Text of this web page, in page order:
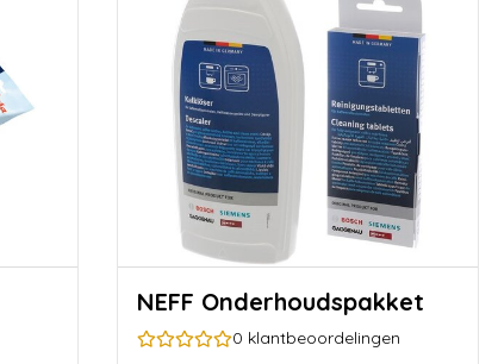
NEFF Onderhoudspakket
0 klantbeoordelingen